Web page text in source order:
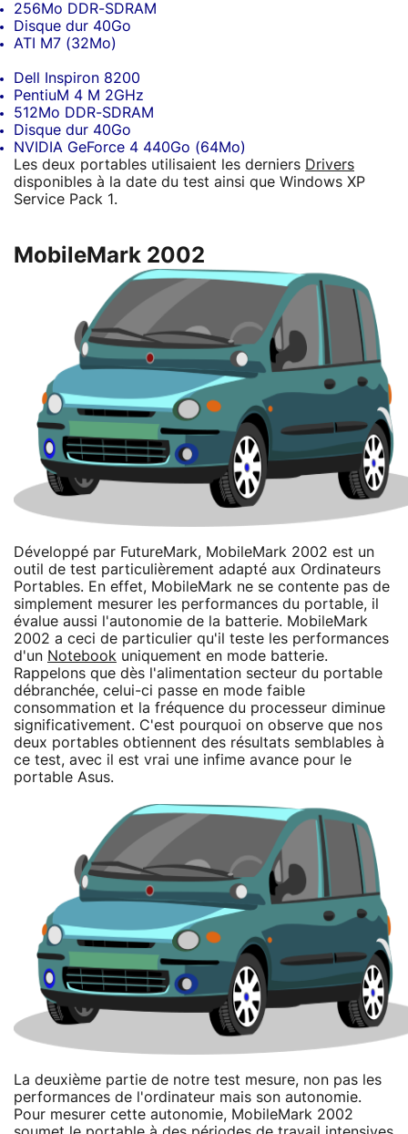
256Mo DDR-SDRAM
Disque dur 40Go
ATI M7 (32Mo)
Dell Inspiron 8200
PentiuM 4 M 2GHz
512Mo DDR-SDRAM
Disque dur 40Go
NVIDIA GeForce 4 440Go (64Mo)
Les deux portables utilisaient les derniers Drivers
disponibles à la date du test ainsi que Windows XP
Service Pack 1.
MobileMark 2002
Développé par FutureMark, MobileMark 2002 est un
outil de test particulièrement adapté aux Ordinateurs
Portables. En effet, MobileMark ne se contente pas de
simplement mesurer les performances du portable, il
évalue aussi l'autonomie de la batterie. MobileMark
2002 a ceci de particulier qu'il teste les performances
d'un Notebook uniquement en mode batterie.
Rappelons que dès l'alimentation secteur du portable
débranchée, celui-ci passe en mode faible
consommation et la fréquence du processeur diminue
significativement. C'est pourquoi on observe que nos
deux portables obtiennent des résultats semblables à
ce test, avec il est vrai une infime avance pour le
portable Asus.
La deuxième partie de notre test mesure, non pas les
performances de l'ordinateur mais son autonomie.
Pour mesurer cette autonomie, MobileMark 2002